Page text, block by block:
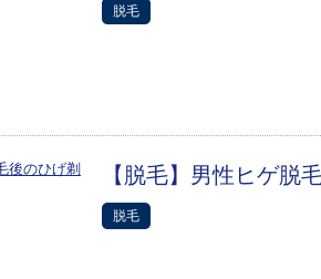
脱毛
【脱毛】男性ヒゲ脱
脱毛